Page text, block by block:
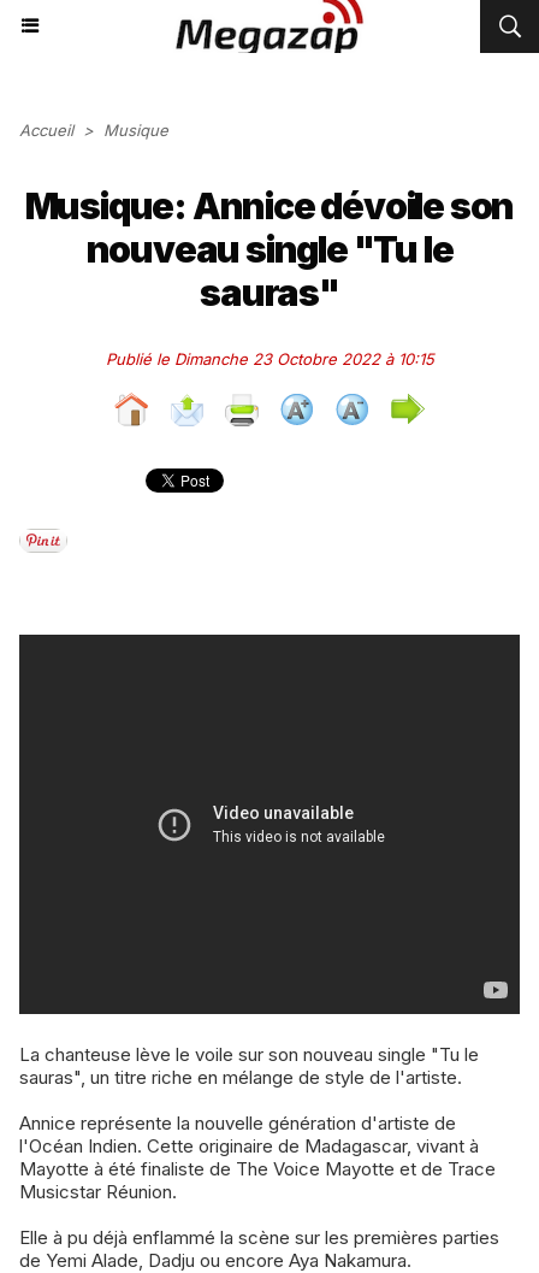
Accueil > Musique
Musique: Annice dévoile son
nouveau single "Tu le
sauras"
Publié le Dimanche 23 Octobre 2022 à 10:15
La chanteuse lève le voile sur son nouveau single "Tu le
sauras", un titre riche en mélange de style de l'artiste.
Annice représente la nouvelle génération d'artiste de
l'Océan Indien. Cette originaire de Madagascar, vivant à
Mayotte à été finaliste de The Voice Mayotte et de Trace
Musicstar Réunion.
Elle à pu déjà enflammé la scène sur les premières parties
de Yemi Alade, Dadju ou encore Aya Nakamura.